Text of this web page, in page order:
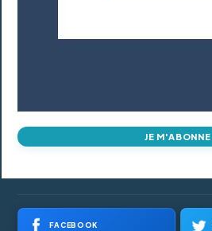
JE M'ABONNE
FACEBOOK